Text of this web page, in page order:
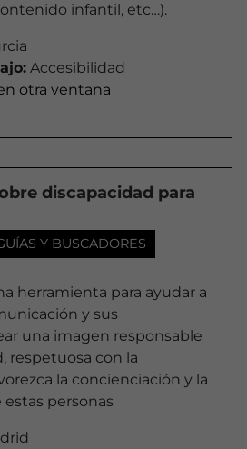
infantil, etc…).
Accesibilidad
otra ventana
discapacidad para
Y BUSCADORES
herramienta para ayudar a
y sus
una imagen responsable
respetuosa con la
la concienciación y la
personas